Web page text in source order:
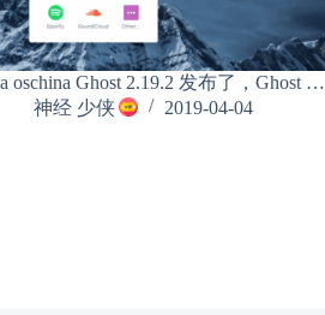
oschina Ghost 2.19.2 发布了，Ghost …
神经 少侠
2019-04-04